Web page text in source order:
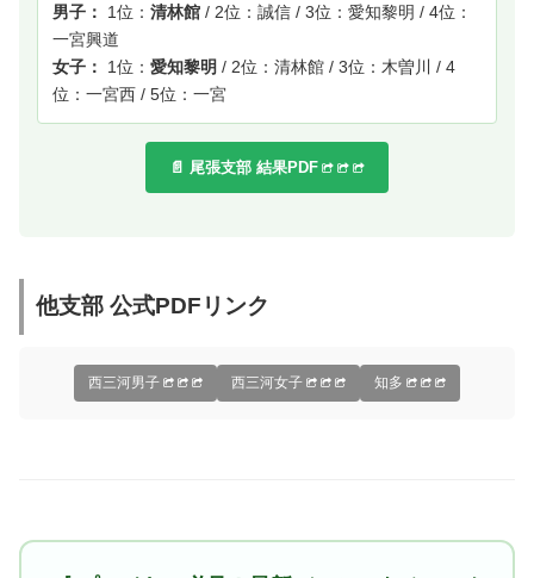
男子： 1位： 清林館 / 2位：誠信 / 3位：愛知黎明 / 4位：
一宮興道
女子：
1位： 愛知黎明 / 2位：清林館 / 3位：木曽川 / 4
位：一宮西 / 5位：一宮
📄 尾張支部 結果PDF
他支部 公式PDFリンク
西三河男子 西三河女子 知多